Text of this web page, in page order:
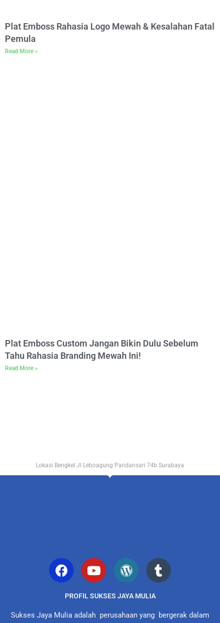
Plat Emboss Rahasia Logo Mewah & Kesalahan Fatal
Pemula
Read More »
Plat Emboss Custom Jangan Bikin Dulu Sebelum
Tahu Rahasia Branding Mewah Ini!
Read More »
Lokasi Bengkel Jl Leboagung Pandansari 74b Surabaya
PROFIL SUKSES JAYA MULIA
Sukses Jaya Mulia adalah perusahaan yang bergerak dalam